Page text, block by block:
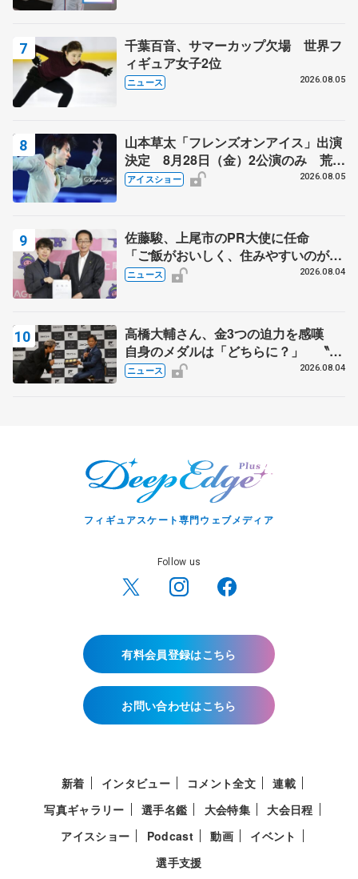
千葉百音、サマーカップ欠場 世界フ
ィギュア女子2位
ニュース 2026.08.05
山本草太「フレンズオンアイス」出演
決定 8月28日（金）2公演のみ 荒川
静香さんプロデュース、20周年のアイ
アイスショー 2026.08.05
佐藤駿、上尾市のPR大使に任命
「ご飯がおいしく、住みやすいのが魅
力」
ニュース 2026.08.04
高橋大輔さん、金3つの迫力を感嘆
自身のメダルは「どちらに？」 〝リ
ス兄弟〟オリンピック3連覇の野村忠
ニュース 2026.08.04
フィギュアスケート専門ウェブメディア
Follow us
有料会員登録はこちら
お問い合わせはこちら
新着 インタビュー コメント全文
連載
写真ギャラリー
選手名鑑 大会特集
大会日程
アイスショー
Podcast 動画
イベント
選手支援